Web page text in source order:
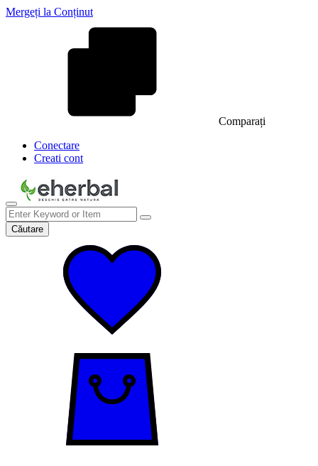
Mergeți la Conținut
Comparați
Conectare
Creati cont
Căutare